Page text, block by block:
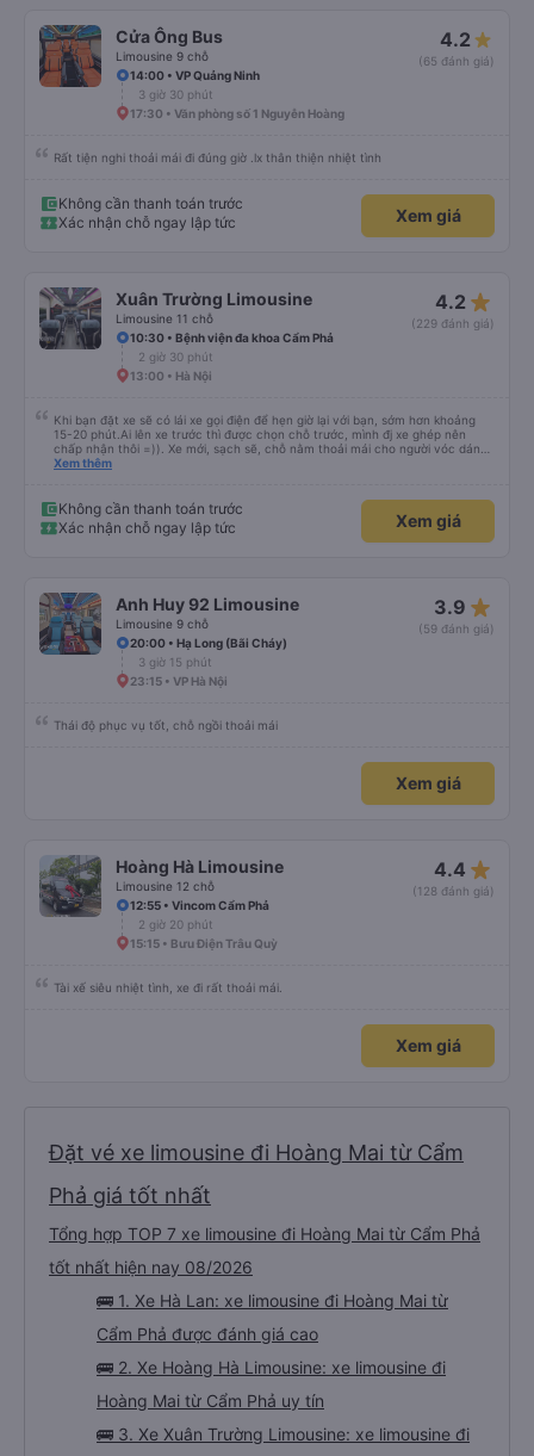
Cửa Ông Bus
Limousine 9 chỗ
4.2
(65 đánh giá)
14:00 • VP Quảng Ninh
3 giờ 30 phút
17:30 • Văn phòng số 1 Nguyễn Hoàng
Rất tiện nghi thoải mái đi đúng giờ .lx thân thiện nhiệt tình
Không cần thanh toán trước
Xác nhận chỗ ngay lập tức
Xem giá
Xuân Trường Limousine
Limousine 11 chỗ
4.2 star_rate
(229 đánh giá)
10:30 • Bệnh viện đa khoa Cẩm Phả
2 giờ 30 phút
13:00 • Hà Nội
Khi bạn đặt xe sẽ có lái xe gọi điện để hẹn giờ lại với bạn, sớm hơn khoảng
15-20 phút.Ai lên xe trước thì được chọn chỗ trước, mình đj xe ghép nên
chấp nhận thôi =)). Xe mới, sạch sẽ, chỗ nằm thoải mái cho người vóc dáng
vừa ( ai m8 người thì hơi vướng víu xíu ha ). Hừm xe mới, điều hoà lạnh sâu
trong chuyến đi tỉnh dậy sương sương khoảng 2-3 lần nhưng vẫn ngủ ngon
(may béo nên dễ ngủ tỉnh là ngủ típ ). Nhà xe nên mắc cái rèm hay màn
nhựa ngăn cách khách với lái xe, ổm cho 2 bên. Nói chung mình rất có thiện
Xem thêm
Không cần thanh toán trước
Xác nhận chỗ ngay lập tức
Xem giá
Anh Huy 92 Limousine
Limousine 9 chỗ
3.9 star_rate
(59 đánh giá)
20:00 • Hạ Long (Bãi Cháy)
3 giờ 15 phút
23:15 • VP Hà Nội
Thái độ phục vụ tốt, chỗ ngồi thoải mái
Xem giá
Hoàng Hà Limousine
Limousine 12 chỗ
4.4 star_rate
(128 đánh giá)
12:55 • Vincom Cẩm Phả
2 giờ 20 phút
15:15 • Bưu Điện Trâu Quỳ
Tài xế siêu nhiệt tình, xe đi rất thoải mái.
Xem giá
Đặt vé xe limousine đi Hoàng Mai từ Cẩm
Phả giá tốt nhất
Tổng hợp TOP 7 xe limousine đi Hoàng Mai từ Cẩm Phả
tốt nhất hiện nay 08/2026
🚌 1. Xe Hà Lan: xe limousine đi Hoàng Mai từ
Cẩm Phả được đánh giá cao
🚌 2. Xe Hoàng Hà Limousine: xe limousine đi
Hoàng Mai từ Cẩm Phả uy tín
🚌 3. Xe Xuân Trường Limousine: xe limousine đi